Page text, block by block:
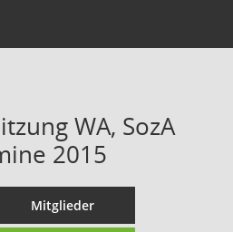
WA, SozA
2015
Mitglieder